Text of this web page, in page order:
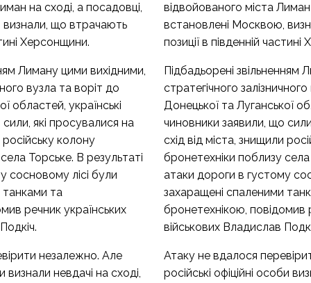
на сході, а посадовці,
що втрачають
Херсонщини.
Лиману цими вихідними,
вузла та воріт до
областей, українські
які просувалися на
російську колону
Торське. В результаті
сосновому лісі були
танками та
речник українських
незалежно. Але
визнали невдачі на сході,
відвойованого міста
встановлені Москвою,
позиції в південній
Підбадьорені звільненням
стратегічного
Донецької та Луганської
чиновники заявили, що
схід від міста, знищили
бронетехніки поблизу
атаки дороги в густому
захаращені спаленими
бронетехнікою, повідомив
військових Владислав
Атаку не вдалося
російські офіційні особи